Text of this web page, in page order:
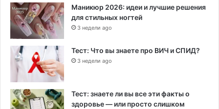
Маникюр 2026: идеи и лучшие решения
для стильных ногтей
3 недели ago
Тест: Что вы знаете про ВИЧ и СПИД?
3 недели ago
Тест: знаете ли вы все эти факты о
здоровье — или просто слишком